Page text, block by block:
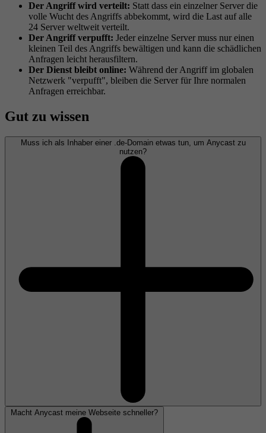
Der Angriff wird verteilt: Statt dass ein einzelner Server die
volle Wucht des Angriffs abbekommt, wird die Last auf alle
24 Server weltweit verteilt.
Der Angriff verpufft: Jeder einzelne Server muss nur einen
kleinen Teil des Angriffs bewältigen und kann die schädlichen
Anfragen leicht herausfiltern.
Der Dienst bleibt online: Während der Angriff im globalen
Netzwerk "verpufft", bleiben die Server für Ihre normalen
Anfragen erreichbar.
Gut zu wissen
Muss ich als Inhaber einer .de-Domain etwas tun, um Anycast zu
nutzen?
Macht Anycast meine Webseite schneller?